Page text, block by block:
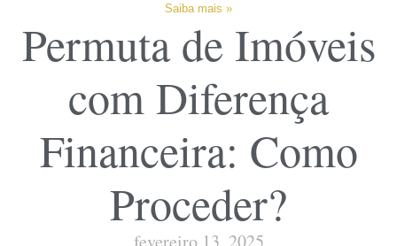
Saiba mais »
Permuta de Imóveis
com Diferença
Financeira: Como
Proceder?
fevereiro 13, 2025